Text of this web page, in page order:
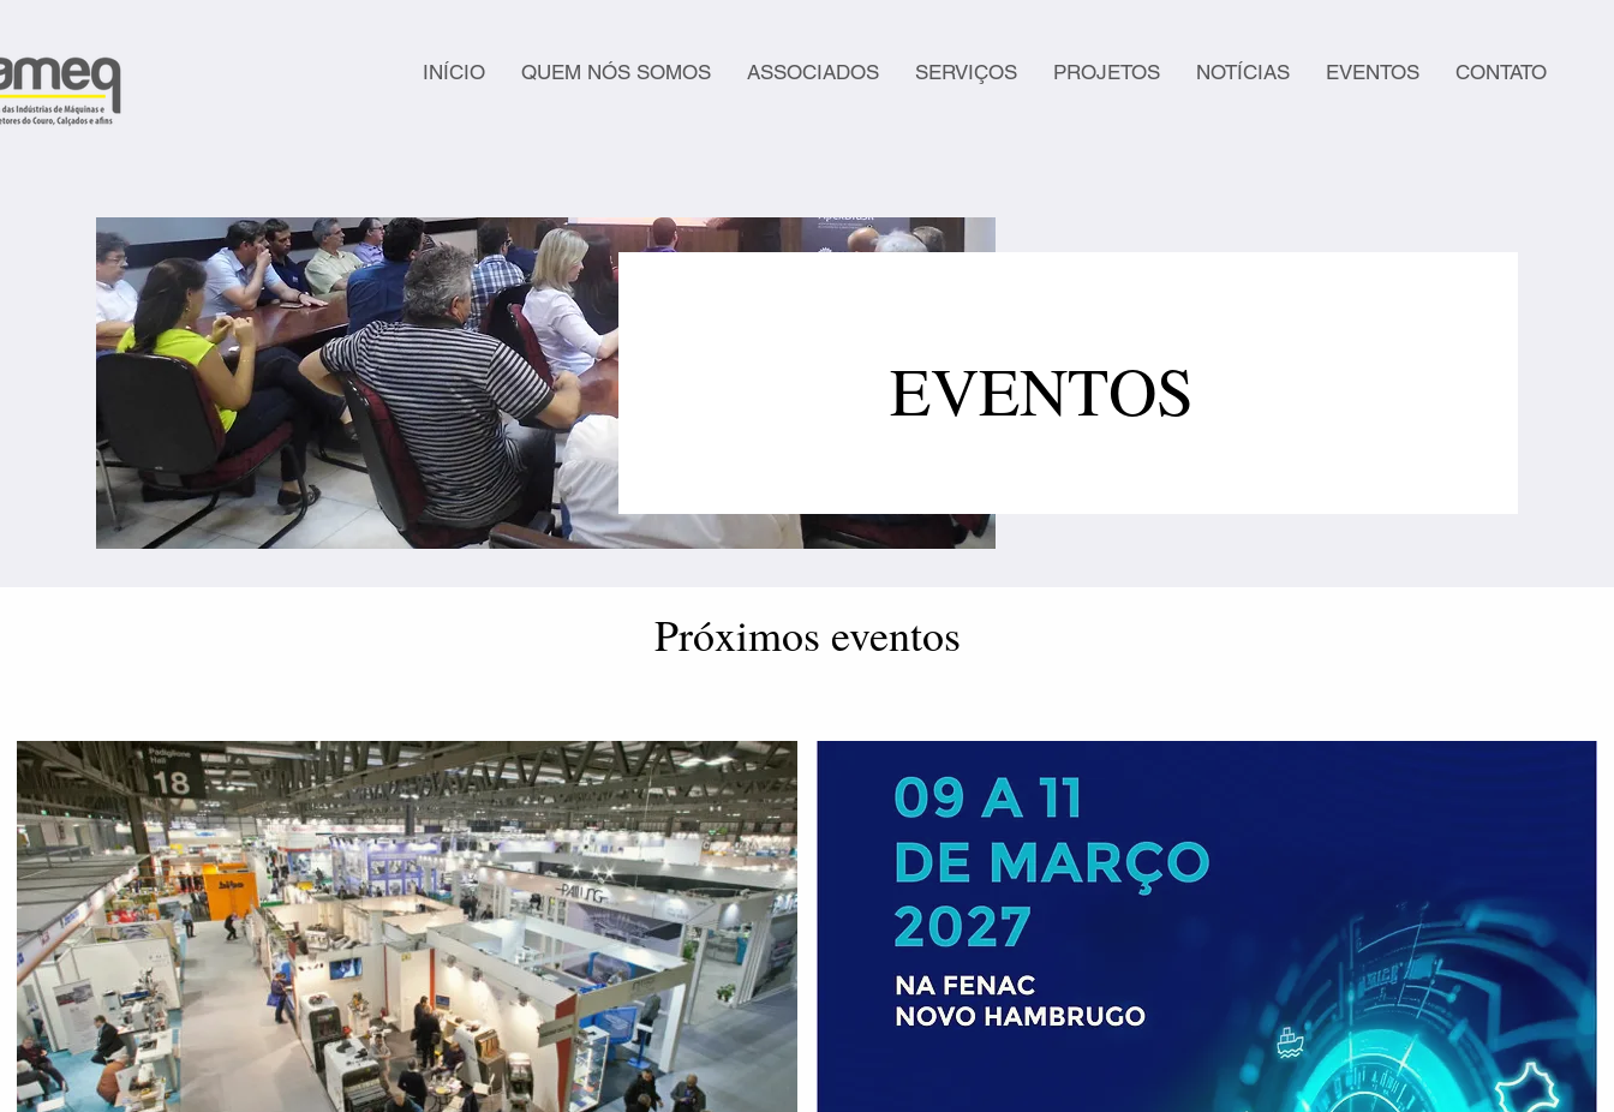
INÍCIO QUEM NÓS SOMOS ASSOCIADOS SERVIÇOS PROJETOS NOTÍCIAS EVENTOS CONTATO
EVENTOS
Próximos eventos